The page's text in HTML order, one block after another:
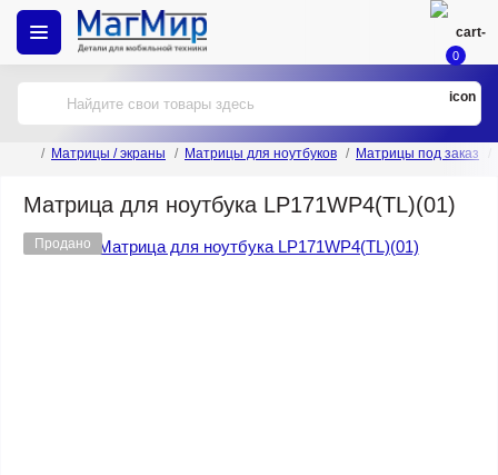
0
Матрицы / экраны Матрицы для ноутбуков Матрицы под заказ
Матрица для ноутбука LP171WP4(TL)(01)
Продано